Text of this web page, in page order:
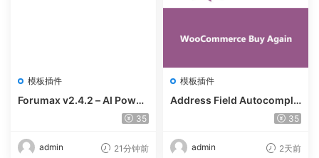
模板插件
Forumax v2.4.2 – AI Power
ed Advanced Community F
35
admin 21分钟前
模板插件
Address Field Autocomple
te For WooCommerce v1.3.
35
admin 2天前